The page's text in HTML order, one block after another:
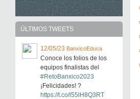
ÚLTIMOS TWEETS
12/05/23 BanxicoEduca
Conoce los folios de los
equipos finalistas del
#RetoBanxico2023
¡Felicidades! ?
https://t.co/l55lH8Q3RT